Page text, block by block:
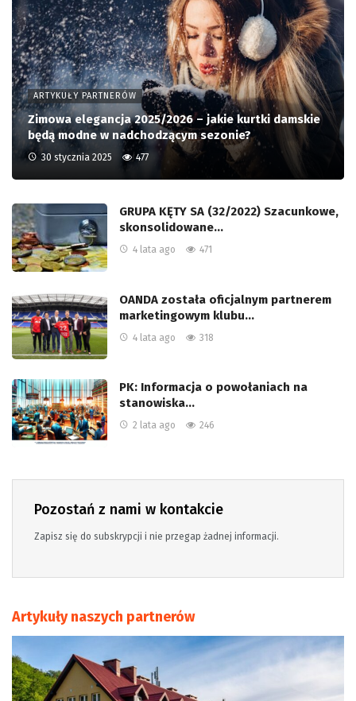
ARTYKUŁY PARTNERÓW
Zimowa elegancja 2025/2026 – jakie kurtki damskie
będą modne w nadchodzącym sezonie?
30 stycznia 2025 477
GRUPA KĘTY SA (32/2022) Szacunkowe,
skonsolidowane…
4 lata ago 471
OANDA została oficjalnym partnerem
marketingowym klubu…
4 lata ago 318
PK: Informacja o powołaniach na
stanowiska…
2 lata ago 246
Pozostań z nami w kontakcie
Zapisz się do subskrypcji i nie przegap żadnej informacji.
Artykuły naszych partnerów